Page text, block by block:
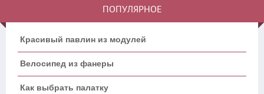
ПОПУЛЯРНОЕ
Красивый павлин из модулей
Велосипед из фанеры
Как выбрать палатку